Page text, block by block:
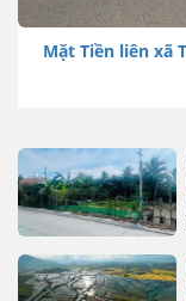
Mặt Tiền liên xã